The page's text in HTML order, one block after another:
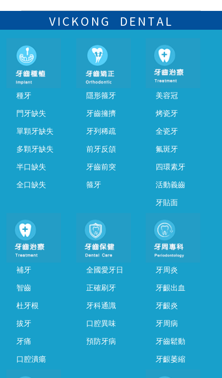
可以，請盡早通過wechat或whatsapp聯絡我們，告知我們你原本預約
的時間及資料，並且重新預約的日期及時段
VICKONG DENTAL
種牙
門牙缺失
單顆牙缺失
多顆牙缺失
半口缺失
全口缺失
隱形箍牙
牙齒擁擠
牙列稀疏
前牙反頜
牙齒前突
箍牙
美容冠
烤瓷牙
全瓷牙
氟斑牙
四環素牙
活動義齒
牙貼面
補牙
智齒
杜牙根
拔牙
牙痛
口腔潰瘍
全國愛牙日
正確刷牙
牙科通識
口腔異味
預防牙病
牙周炎
牙齦出血
牙齦炎
牙周病
牙齒鬆動
牙齦萎縮